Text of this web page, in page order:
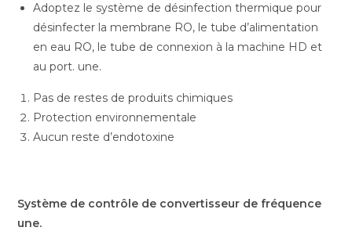
Adoptez le système de désinfection thermique pour
désinfecter la membrane RO, le tube d’alimentation
en eau RO, le tube de connexion à la machine HD et
au port. une.
Pas de restes de produits chimiques
Protection environnementale
Aucun reste d’endotoxine
Système de contrôle de convertisseur de fréquence
une.